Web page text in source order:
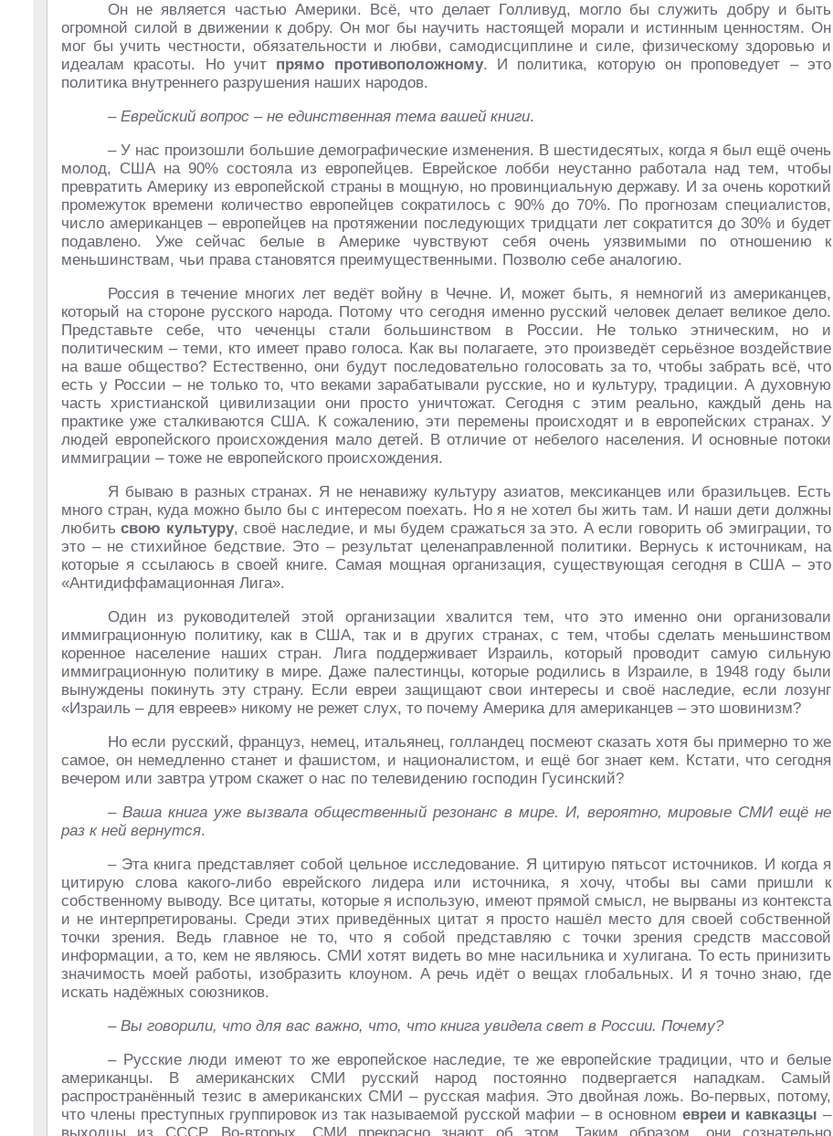
Он не является частью Америки. Всё, что делает Голливуд, могло бы служить добру и быть
огромной силой в движении к добру. Он мог бы научить настоящей морали и истинным ценностям. Он
мог бы учить честности, обязательности и любви, самодисциплине и силе, физическому здоровью и
идеалам красоты. Но учит прямо противоположному. И политика, которую он проповедует – это
политика внутреннего разрушения наших народов.
– Еврейский вопрос – не единственная тема вашей книги.
– У нас произошли большие демографические изменения. В шестидесятых, когда я был ещё очень
молод, США на 90% состояла из европейцев. Еврейское лобби неустанно работала над тем, чтобы
превратить Америку из европейской страны в мощную, но провинциальную державу. И за очень короткий
промежуток времени количество европейцев сократилось с 90% до 70%. По прогнозам специалистов,
число американцев – европейцев на протяжении последующих тридцати лет сократится до 30% и будет
подавлено. Уже сейчас белые в Америке чувствуют себя очень уязвимыми по отношению к
меньшинствам, чьи права становятся преимущественными. Позволю себе аналогию.
Россия в течение многих лет ведёт войну в Чечне. И, может быть, я немногий из американцев,
который на стороне русского народа. Потому что сегодня именно русский человек делает великое дело.
Представьте себе, что чеченцы стали большинством в России. Не только этническим, но и
политическим – теми, кто имеет право голоса. Как вы полагаете, это произведёт серьёзное воздействие
на ваше общество? Естественно, они будут последовательно голосовать за то, чтобы забрать всё, что
есть у России – не только то, что веками зарабатывали русские, но и культуру, традиции. А духовную
часть христианской цивилизации они просто уничтожат. Сегодня с этим реально, каждый день на
практике уже сталкиваются США. К сожалению, эти перемены происходят и в европейских странах. У
людей европейского происхождения мало детей. В отличие от небелого населения. И основные потоки
иммиграции – тоже не европейского происхождения.
Я бываю в разных странах. Я не ненавижу культуру азиатов, мексиканцев или бразильцев. Есть
много стран, куда можно было бы с интересом поехать. Но я не хотел бы жить там. И наши дети должны
любитьсвою культуру, своё наследие, и мы будем сражаться за это. А если говорить об эмиграции, то
это – не стихийное бедствие. Это – результат целенаправленной политики. Вернусь к источникам, на
которые я ссылаюсь в своей книге. Самая мощная организация, существующая сегодня в США – это
«Антидиффамационная Лига».
Один из руководителей этой организации хвалится тем, что это именно они организовали
иммиграционную политику, как в США, так и в других странах, с тем, чтобы сделать меньшинством
коренное население наших стран. Лига поддерживает Израиль, который проводит самую сильную
иммиграционную политику в мире. Даже палестинцы, которые родились в Израиле, в 1948 году были
вынуждены покинуть эту страну. Если евреи защищают свои интересы и своё наследие, если лозунг
«Израиль – для евреев» никому не режет слух, то почему Америка для американцев – это шовинизм?
Но если русский, француз, немец, итальянец, голландец посмеют сказать хотя бы примерно то же
самое, он немедленно станет и фашистом, и националистом, и ещё бог знает кем. Кстати, что сегодня
вечером или завтра утром скажет о нас по телевидению господин Гусинский?
– Ваша книга уже вызвала общественный резонанс в мире. И, вероятно, мировые СМИ ещё не
раз к ней вернутся.
– Эта книга представляет собой цельное исследование. Я цитирую пятьсот источников. И когда я
цитирую слова какого-либо еврейского лидера или источника, я хочу, чтобы вы сами пришли к
собственному выводу. Все цитаты, которые я использую, имеют прямой смысл, не вырваны из контекста
и не интерпретированы. Среди этих приведённых цитат я просто нашёл место для своей собственной
точки зрения. Ведь главное не то, что я собой представляю с точки зрения средств массовой
информации, а то, кем не являюсь. СМИ хотят видеть во мне насильника и хулигана. То есть принизить
значимость моей работы, изобразить клоуном. А речь идёт о вещах глобальных. И я точно знаю, где
искать надёжных союзников.
– Вы говорили, что для вас важно, что, что книга увидела свет в России. Почему?
– Русские люди имеют то же европейское наследие, те же европейские традиции, что и белые
американцы. В американских СМИ русский народ постоянно подвергается нападкам. Самый
распространённый тезис в американских СМИ – русская мафия. Это двойная ложь. Во-первых, потому,
что члены преступных группировок из так называемой русской мафии – в основном евреи и кавказцы –